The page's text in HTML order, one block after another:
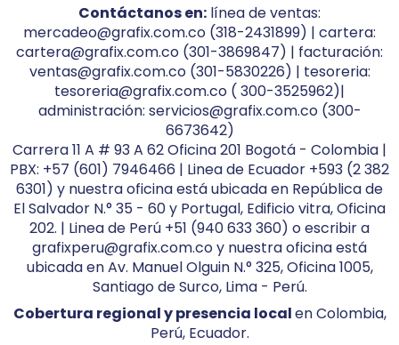
Contáctanos en: línea de ventas:
mercadeo@grafix.com.co (318-2431899) | cartera:
cartera@grafix.com.co (301-3869847) | facturación:
ventas@grafix.com.co (301-5830226) | tesoreria:
tesoreria@grafix.com.co ( 300-3525962)|
administración: servicios@grafix.com.co (300-
6673642)
Carrera 11 A # 93 A 62 Oficina 201 Bogotá - Colombia |
PBX: +57 (601) 7946466 | Linea de Ecuador +593 (2 382
6301) y nuestra oficina está ubicada en República de
El Salvador N.° 35 - 60 y Portugal, Edificio vitra, Oficina
202. | Linea de Perú +51 (940 633 360) o escribir a
grafixperu@grafix.com.co y nuestra oficina está
ubicada en Av. Manuel Olguin N.° 325, Oficina 1005,
Santiago de Surco, Lima - Perú.
Cobertura regional y presencia localen Colombia,
Perú, Ecuador.